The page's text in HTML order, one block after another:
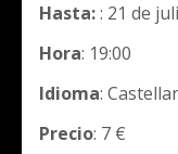
Hasta:: 21 de
Hora: 19:00
Idioma:
Precio: 7 €